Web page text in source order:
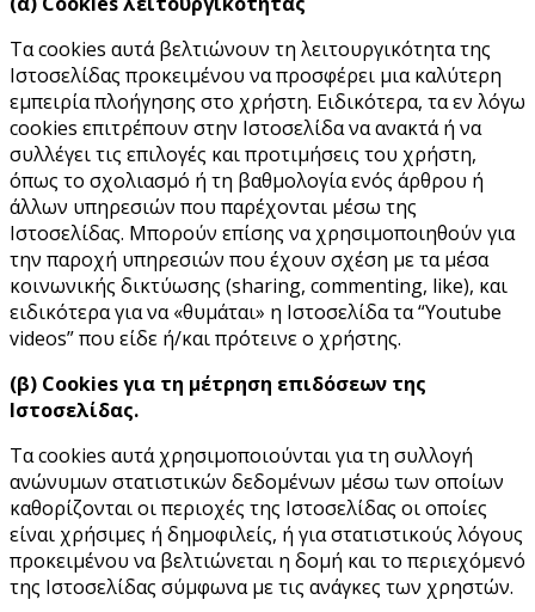
Τα cookies αυτά βελτιώνουν τη λειτουργικότητα της
Ιστοσελίδας προκειμένου να προσφέρει μια καλύτερη
εμπειρία πλοήγησης στο χρήστη. Ειδικότερα, τα εν λόγω
cookies επιτρέπουν στην Ιστοσελίδα να ανακτά ή να
συλλέγει τις επιλογές και προτιμήσεις του χρήστη,
όπως το σχολιασμό ή τη βαθμολογία ενός άρθρου ή
άλλων υπηρεσιών που παρέχονται μέσω της
Ιστοσελίδας. Μπορούν επίσης να χρησιμοποιηθούν για
την παροχή υπηρεσιών που έχουν σχέση με τα μέσα
κοινωνικής δικτύωσης (sharing, commenting, like), και
ειδικότερα για να «θυμάται» η Ιστοσελίδα τα “Youtube
videos” που είδε ή/και πρότεινε ο χρήστης.
(β) Cookies για τη μέτρηση επιδόσεων της
Ιστοσελίδας.
Tα cookies αυτά χρησιμοποιούνται για τη συλλογή
ανώνυμων στατιστικών δεδομένων μέσω των οποίων
καθορίζονται οι περιοχές της Ιστοσελίδας οι οποίες
είναι χρήσιμες ή δημοφιλείς, ή για στατιστικούς λόγους
προκειμένου να βελτιώνεται η δομή και το περιεχόμενό
της Ιστοσελίδας σύμφωνα με τις ανάγκες των χρηστών.